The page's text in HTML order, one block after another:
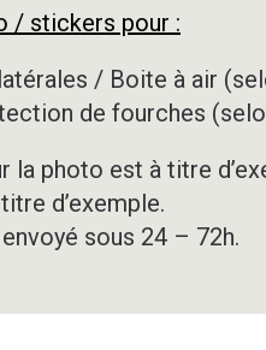
/ stickers pour :
/ Boite à air
de fourches
la photo est à titre
d’exemple.
sous 24 – 72h.